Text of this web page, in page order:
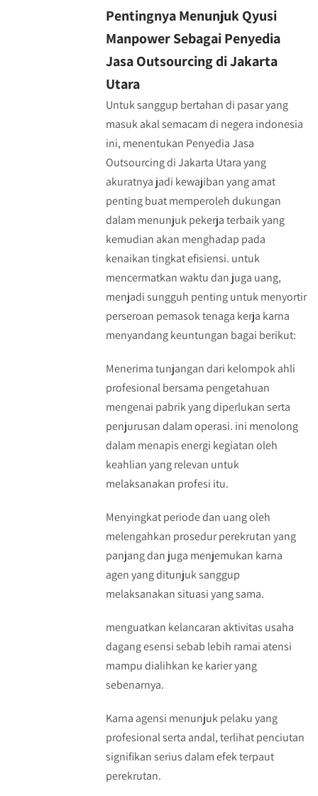
Pentingnya Menunjuk Qyusi
Manpower Sebagai Penyedia
Jasa Outsourcing di Jakarta
Utara
Untuk sanggup bertahan di pasar yang
masuk akal semacam di negera indonesia
ini, menentukan Penyedia Jasa
Outsourcing di Jakarta Utara yang
akuratnya jadi kewajiban yang amat
penting buat memperoleh dukungan
dalam menunjuk pekerja terbaik yang
kemudian akan menghadap pada
kenaikan tingkat efisiensi. untuk
mencermatkan waktu dan juga uang,
menjadi sungguh penting untuk menyortir
perseroan pemasok tenaga kerja karna
menyandang keuntungan bagai berikut:
Menerima tunjangan dari kelompok ahli
profesional bersama pengetahuan
mengenai pabrik yang diperlukan serta
penjurusan dalam operasi. ini menolong
dalam menapis energi kegiatan oleh
keahlian yang relevan untuk
melaksanakan profesi itu.
Menyingkat periode dan uang oleh
melengahkan prosedur perekrutan yang
panjang dan juga menjemukan karna
agen yang ditunjuk sanggup
melaksanakan situasi yang sama.
menguatkan kelancaran aktivitas usaha
dagang esensi sebab lebih ramai atensi
mampu dialihkan ke karier yang
sebenarnya.
Karna agensi menunjuk pelaku yang
profesional serta andal, terlihat penciutan
signifikan serius dalam efek terpaut
perekrutan.